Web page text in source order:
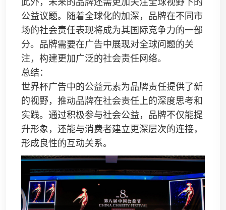
公益议题。随着全球化的加深，品牌在不同市
场的社会责任表现将成为其国际竞争力的一部
分。品牌需要在广告中展现对全球问题的关
注，构建更加广泛的社会责任网络。
总结：
世界杯广告中的公益元素为品牌责任提供了新
的视野，推动品牌在社会责任上的深度思考和
实践。通过积极参与社会公益，品牌不仅能提
升形象，还能与消费者建立更深层次的连接，
形成良性的互动关系。